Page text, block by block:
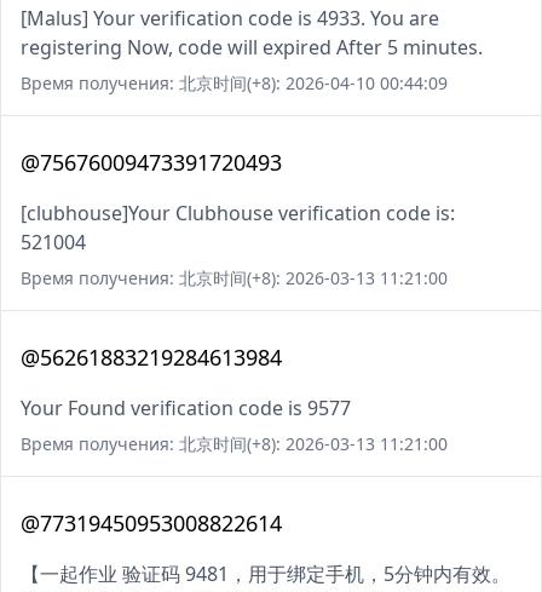
[Malus] Your verification code is 4933. You are
registering Now, code will expired After 5 minutes.
Время получения: 北京时间(+8): 2026-04-10 00:44:09
@75676009473391720493
[clubhouse]Your Clubhouse verification code is:
521004
Время получения: 北京时间(+8): 2026-03-13 11:21:00
@56261883219284613984
Your Found verification code is 9577
Время получения: 北京时间(+8): 2026-03-13 11:21:00
@77319450953008822614
【一起作业 验证码 9481，用于绑定手机，5分钟内有效。